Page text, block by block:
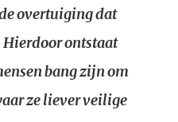
overtuiging dat
Hierdoor ontstaat
bang zijn om
ze liever veilige